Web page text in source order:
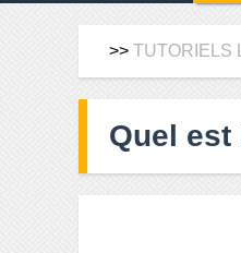
>> TUTORIELS
Quel